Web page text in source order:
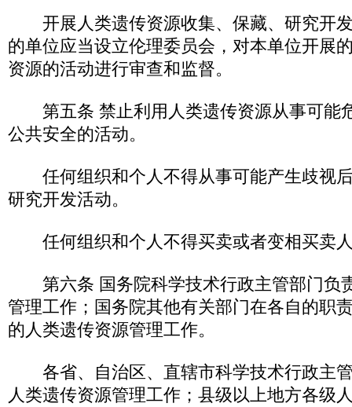
开展人类遗传资源收集、保藏、研究开
的单位应当设立伦理委员会，对本单位开展
资源的活动进行审查和监督。
第五条 禁止利用人类遗传资源从事可能
公共安全的活动。
任何组织和个人不得从事可能产生歧视
研究开发活动。
任何组织和个人不得买卖或者变相买卖
第六条 国务院科学技术行政主管部门负
管理工作；国务院其他有关部门在各自的职
的人类遗传资源管理工作。
各省、自治区、直辖市科学技术行政主
人类遗传资源管理工作；县级以上地方各级